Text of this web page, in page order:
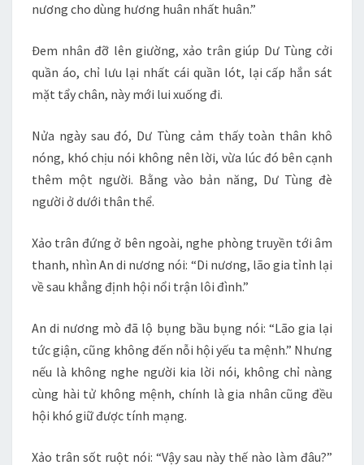
nương cho dùng hương huân nhất huân.”
Đem nhân đỡ lên giường, xảo trân giúp Dư Tùng cởi
quần áo, chỉ lưu lại nhất cái quần lót, lại cấp hắn sát
mặt tẩy chân, này mới lui xuống đi.
Nửa ngày sau đó, Dư Tùng cảm thấy toàn thân khô
nóng, khó chịu nói không nên lời, vừa lúc đó bên cạnh
thêm một người. Bằng vào bản năng, Dư Tùng đè
người ở dưới thân thể.
Xảo trân đứng ở bên ngoài, nghe phòng truyền tới âm
thanh, nhìn An di nương nói: “Di nương, lão gia tỉnh lại
về sau khẳng định hội nổi trận lôi đình.”
An di nương mò đã lộ bụng bầu bụng nói: “Lão gia lại
tức giận, cũng không đến nỗi hội yếu ta mệnh.” Nhưng
nếu là không nghe người kia lời nói, không chỉ nàng
cùng hài tử không mệnh, chính là gia nhân cũng đều
hội khó giữ được tính mạng.
Xảo trân sốt ruột nói: “Vậy sau này thế nào làm đâu?”